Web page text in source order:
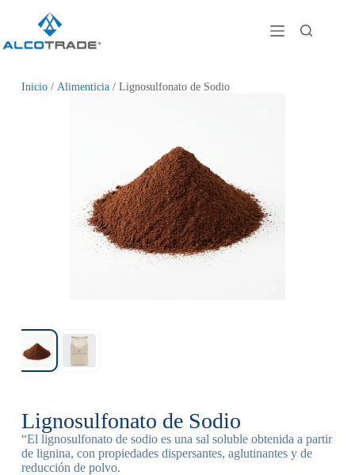
Inicio/ Alimenticia/ Lignosulfonato de Sodio
Lignosulfonato de Sodio
“El lignosulfonato de sodio es una sal soluble obtenida a partir
de lignina, con propiedades dispersantes, aglutinantes y de
reducción de polvo.